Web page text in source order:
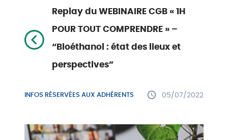
Replay du WEBINAIRE CGB « 1H
POUR TOUT COMPRENDRE » –
“Bioéthanol : état des lieux et
perspectives”
INFOS RÉSERVÉES AUX ADHÉRENTS 05/07/2022